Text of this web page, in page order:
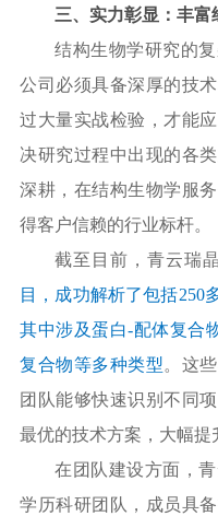
三、实力彰显：丰
结构生物学研究的
公司必须具备深厚的技
过大量实战检验，才能
决研究过程中出现的各
深耕，在结构生物学服
得客户信赖的行业标杆。
截至目前，青云瑞晶
目，成功解析了包括250
其中涉及蛋白-配体复合
复合物等多种类型。这
团队能够快速识别不同
最优的技术方案，大幅提
在团队建设方面，
学历科研团队，成员具